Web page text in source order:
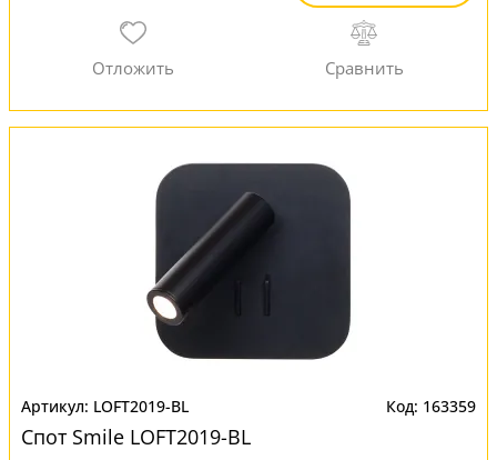
LOFT2019-BL 163359
Спот Smile LOFT2019-BL